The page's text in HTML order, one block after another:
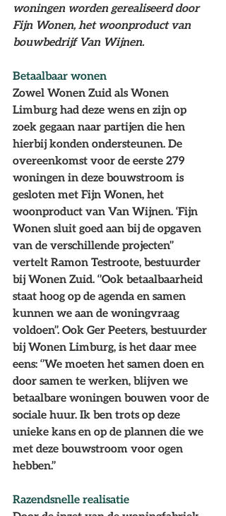
woningen worden gerealiseerd door
Fijn Wonen, het woonproduct van
bouwbedrijf Van Wijnen.
Betaalbaar wonen
Zowel Wonen Zuid als Wonen
Limburg had deze wens en zijn op
zoek gegaan naar partijen die hen
hierbij konden ondersteunen. De
overeenkomst voor de eerste 279
woningen in deze bouwstroom is
gesloten met Fijn Wonen, het
woonproduct van Van Wijnen. ‘Fijn
Wonen sluit goed aan bij de opgaven
van de verschillende projecten’’
vertelt Ramon Testroote, bestuurder
bij Wonen Zuid. ‘’Ook betaalbaarheid
staat hoog op de agenda en samen
kunnen we aan de woningvraag
voldoen’’. Ook Ger Peeters, bestuurder
bij Wonen Limburg, is het daar mee
eens: ‘’We moeten het samen doen en
door samen te werken, blijven we
betaalbare woningen bouwen voor de
sociale huur. Ik ben trots op deze
unieke kans en op de plannen die we
met deze bouwstroom voor ogen
hebben.’’
Razendsnelle realisatie